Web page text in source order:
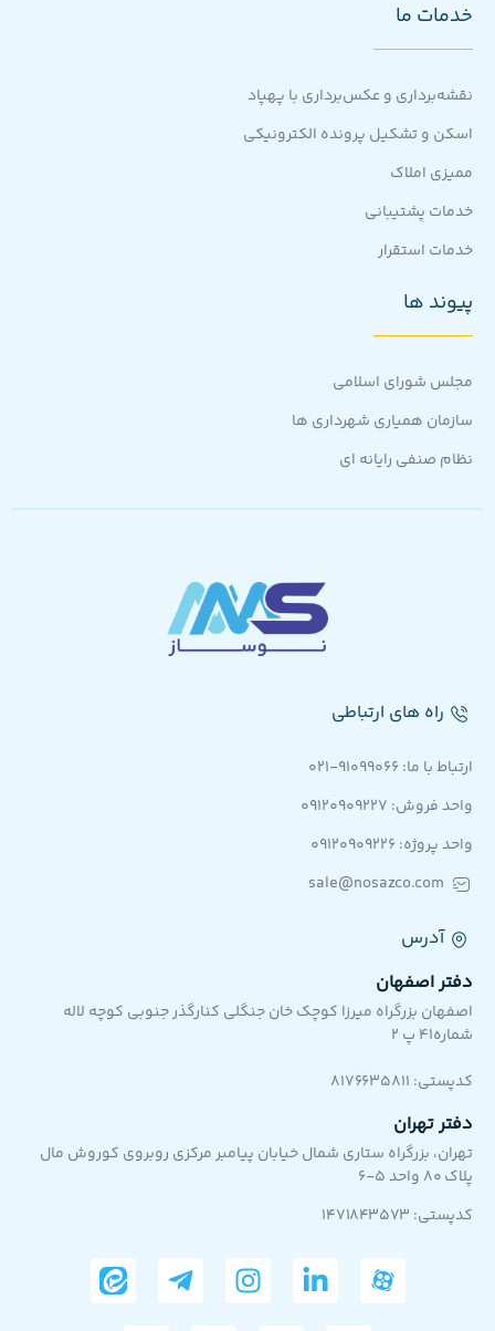
خدمات ما
نقشه‌برداری و عکس‌برداری با پهپاد
اسکن و تشکیل پرونده الکترونیکی
ممیزی املاک
خدمات پشتیبانی
خدمات استقرار
پیوند ها
مجلس شورای اسلامی
سازمان همیاری شهرداری ها
نظام صنفی رایانه ای
راه های ارتباطی
ارتباط با ما: 91099066-021
واحد فروش: 09120909227
واحد پروژه: ۰۹۱۲۰۹۰۹۲۲۶
sale@nosazco.com
آدرس
دفتر اصفهان
اصفهان بزرگراه میرزا کوچک خان جنگلی کنارگذر جنوبی کوچه لاله
شماره۴۱ پ ۲
کد‌پستی: 8176635811
دفتر تهران
تهران، بزرگراه ستاری شمال خیابان پیامبر مرکزی روبروی کوروش مال
پلاک 80 واحد 5-6
کدپستی: ۱۴۷۱۸۴۳۵۷۳